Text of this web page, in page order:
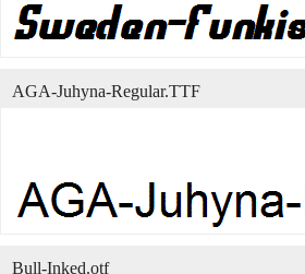
AGA-Juhyna-Regular.TTF
Bull-Inked.otf